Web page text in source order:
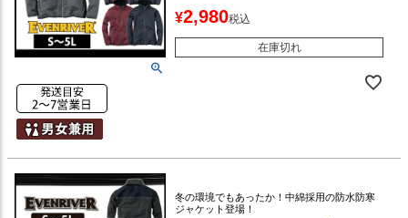
¥2,980税込
在庫切れ
冬の環境でもあったか！中綿採用の防水防寒
ジャケット登場！